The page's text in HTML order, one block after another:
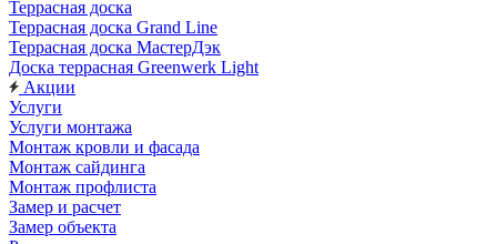
Террасная доска
Террасная доска Grand Line
Террасная доска МастерДэк
Доска террасная Greenwerk Light
Акции
Услуги
Услуги монтажа
Монтаж кровли и фасада
Монтаж сайдинга
Монтаж профлиста
Замер и расчет
Замер объекта